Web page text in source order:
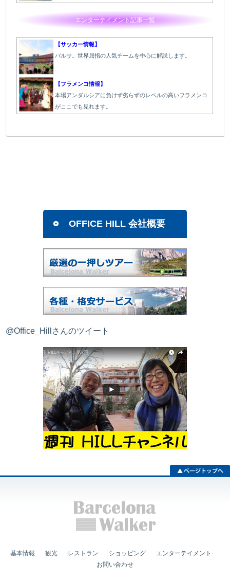
エンターテイメント記事一覧
【サッカー情報】
バルサ。世界屈指の人気チームを中心に解説します。
【フラメンコ情報】
本場アンダルシアに負けず劣らずのレベルの高いフラメンコ
がここでも見れます。
OFFICE HILL 会社概要
@Office_Hillさんのツイート
基本情報 観光 レストラン ショッピング
エンターテイメント
お問い合わせ